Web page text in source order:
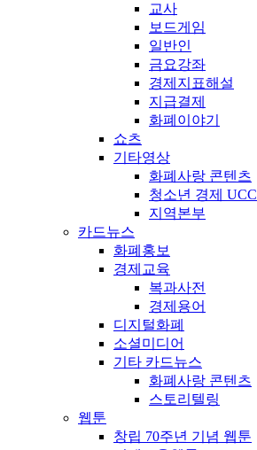
교사
보드게임
일반인
금요강좌
경제지표해설
지급결제
화폐이야기
쇼츠
기타영상
화폐사랑 콘텐츠
청소년 경제 UCC
지역본부
카드뉴스
화폐홍보
경제교육
복과사전
경제용어
디지털화폐
소셜미디어
기타 카드뉴스
화폐사랑 콘텐츠
스토리텔링
웹툰
창립 70주년 기념 웹툰